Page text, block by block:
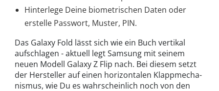
Hinterlege Deine biometrischen Daten oder
erstelle Passwort, Muster, PIN.
Das Galaxy Fold lässt sich wie ein Buch ver­tikal
aufschlagen - aktuell legt Samsung mit seinem
neuen Modell Galaxy Z Flip nach. Bei diesem set­zt
der Her­steller auf einen hor­i­zon­tal­en Klapp­mech­a­
nis­mus, wie Du es wahrschein­lich noch von den